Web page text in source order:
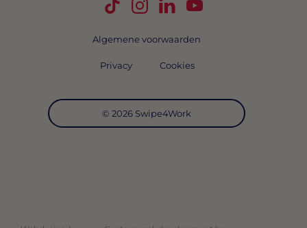
Volg Swipe4Work op TikTok
Volg Swipe4Work op
Volg Swipe4Work op
Volg Swipe4Work
© 2026 Swipe4Work
Algemene voorwaarden
Privacy Cookies